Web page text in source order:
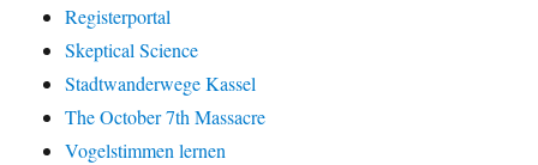
Registerportal
Skeptical Science
Stadtwanderwege Kassel
The October 7th Massacre
Vogelstimmen lernen